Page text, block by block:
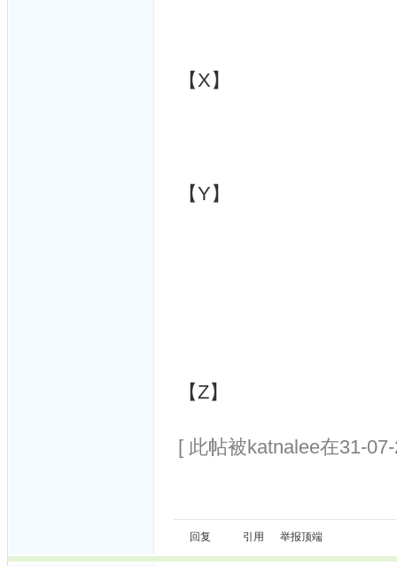
【X】
【Y】
【Z】
[ 此帖被katnalee在31-
回复 引用 举报顶端